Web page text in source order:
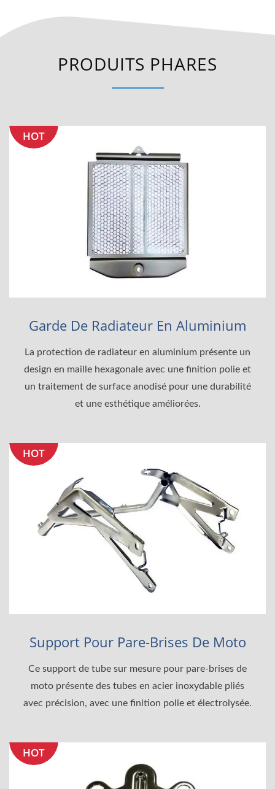
PRODUITS PHARES
HOT
Garde De Radiateur En Aluminium
La protection de radiateur en aluminium présente un
design en maille hexagonale avec une finition polie et
un traitement de surface anodisé pour une durabilité
et une esthétique améliorées.
HOT
Support Pour Pare-Brises De Moto
Ce support de tube sur mesure pour pare-brises de
moto présente des tubes en acier inoxydable pliés
avec précision, avec une finition polie et électrolysée.
HOT